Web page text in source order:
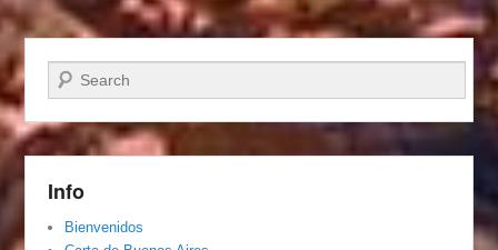
Buscar
Info
Bienvenidos